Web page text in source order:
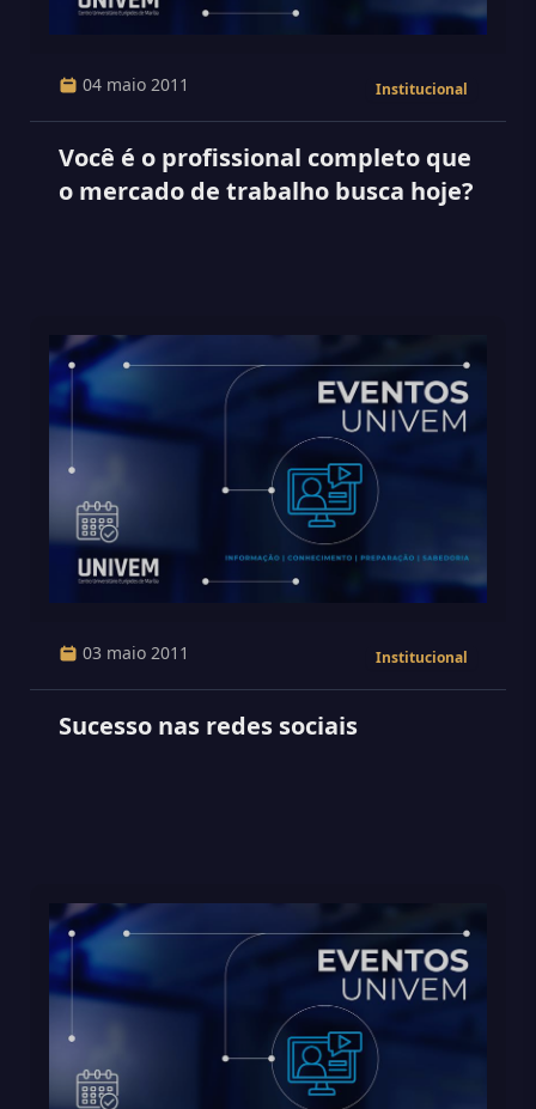
04 maio 2011 Institucional
Você é o profissional completo que
o mercado de trabalho busca hoje?
03 maio 2011 Institucional
Sucesso nas redes sociais